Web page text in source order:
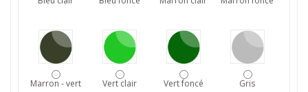
Marron - vert Vert clair Vert foncé Gris